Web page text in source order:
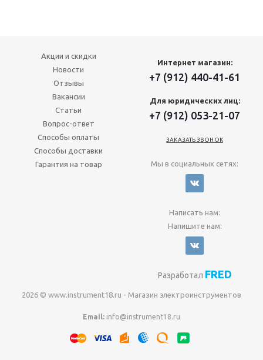
Акции и скидки
Новости
Отзывы
Вакансии
Статьи
Вопрос-ответ
Способы оплаты
Способы доставки
Гарантия на товар
Интернет магазин:
+7 (912) 440-41-61
Для юридических лиц:
+7 (912) 053-21-07
ЗАКАЗАТЬ ЗВОНОК
Мы в социальных сетях:
Написать нам:
Напишите нам:
Разработал FRED
2026 © www.instrument18.ru - Магазин электроинструментов
Email: info@instrument18.ru